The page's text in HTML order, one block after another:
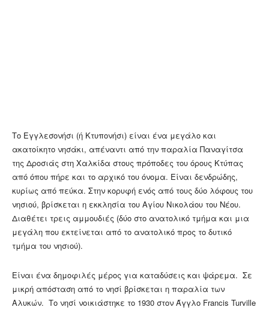
Το Εγγλεσονήσι (ή Κτυπονήσι) είναι ένα μεγάλο και
ακατοίκητο νησάκι, απέναντι από την παραλία Παναγίτσα
της Δροσιάς στη Χαλκίδα στους πρόποδες του όρους Κτύπας
από όπου πήρε και το αρχικό του όνομα. Είναι δενδρώδης,
κυρίως από πεύκα. Στην κορυφή ενός από τους δύο λόφους του
νησιού, βρίσκεται η εκκλησία του Αγίου Νικολάου του Νέου.
Διαθέτει τρεις αμμουδιές (δύο στο ανατολικό τμήμα και μια
μεγάλη που εκτείνεται από το ανατολικό προς το δυτικό
τμήμα του νησιού).
Είναι ένα δημοφιλές μέρος για καταδύσεις και ψάρεμα. Σε
μικρή απόσταση από το νησί βρίσκεται η παραλία των
Αλυκών. Το νησί νοικιάστηκε το 1930 στον Άγγλο Francis Turville